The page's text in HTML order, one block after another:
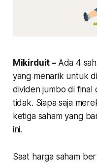
Mikirduit – Ada 4
yang menarik untuk
dividen jumbo di final
tidak. Siapa saja
ketiga saham yang
ini.
Saat harga saham